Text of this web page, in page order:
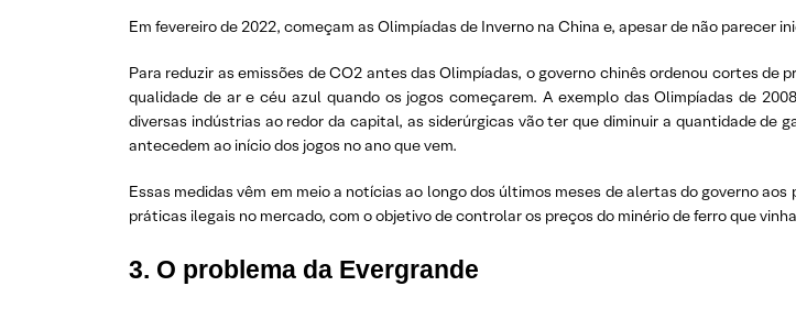
Em fevereiro de 2022, começam as Olimpíadas de Inverno na China e, apesar de não
Para reduzir as emissões de CO2 antes das Olimpíadas, o governo chinês ordenou cortes
qualidade de ar e céu azul quando os jogos começarem. A exemplo das Olimpíadas de
diversas indústrias ao redor da capital, as siderúrgicas vão ter que diminuir a quantidade de
antecedem ao início dos jogos no ano que vem.
Essas medidas vêm em meio a notícias ao longo dos últimos meses de alertas do governo
práticas ilegais no mercado, com o objetivo de controlar os preços do minério de ferro que
3. O problema da Evergrande